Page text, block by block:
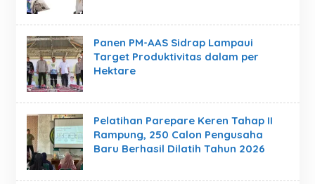
Panen PM-AAS Sidrap Lampaui
Target Produktivitas dalam per
Hektare
Pelatihan Parepare Keren Tahap II
Rampung, 250 Calon Pengusaha
Baru Berhasil Dilatih Tahun 2026